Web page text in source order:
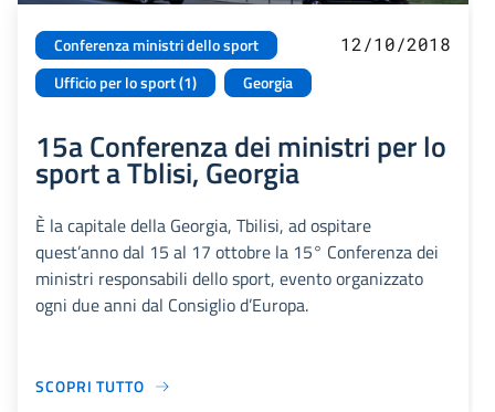
Conferenza ministri dello sport
Ufficio per lo sport (1)
Georgia
12/10/2018
15a Conferenza dei ministri per lo
sport a Tblisi, Georgia
È la capitale della Georgia, Tbilisi, ad ospitare
quest’anno dal 15 al 17 ottobre la 15° Conferenza dei
ministri responsabili dello sport, evento organizzato
ogni due anni dal Consiglio d’Europa.
SCOPRI TUTTO